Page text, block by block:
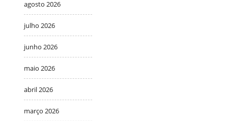
agosto 2026
julho 2026
junho 2026
maio 2026
abril 2026
março 2026